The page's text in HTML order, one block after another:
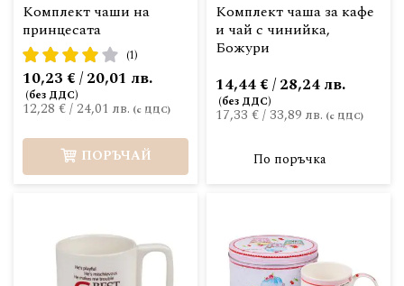
Комплект чаши на
принцесата
рейтинг:
80%
(1)
12,28 €/24,01 лв.
10,23 € / 20,01 лв.
ПОРЪЧАЙ
Комплект чаша за кафе
и чай с чинийка,
Божури
17,33 €/ 33,89 лв.
14,44 € / 28,24 лв.
По поръчка